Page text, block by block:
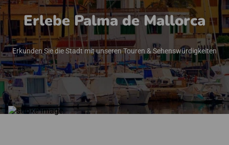
Erlebe Palma de Mallorca
Erkunden Sie die Stadt mit unseren Touren & Sehenswürdigkeiten